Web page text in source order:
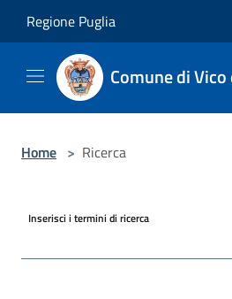
Regione Puglia
Comune di
Home > Ricerca
Inserisci i termini di ricerca